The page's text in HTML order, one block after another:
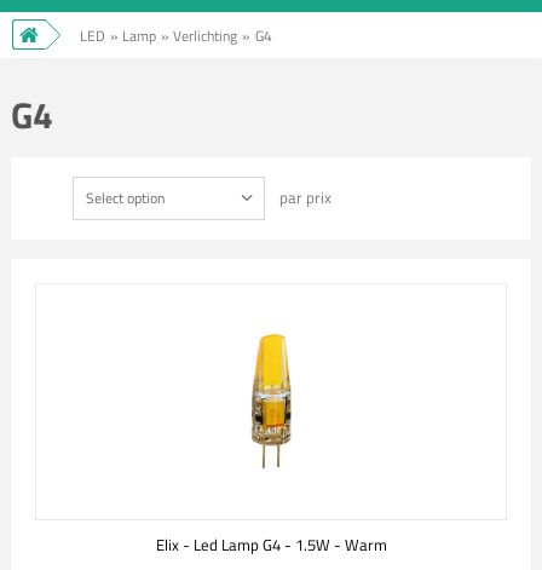
LED » Lamp » Verlichting » G4
G4
Select option par prix
Elix - Led Lamp G4 - 1.5W - Warm